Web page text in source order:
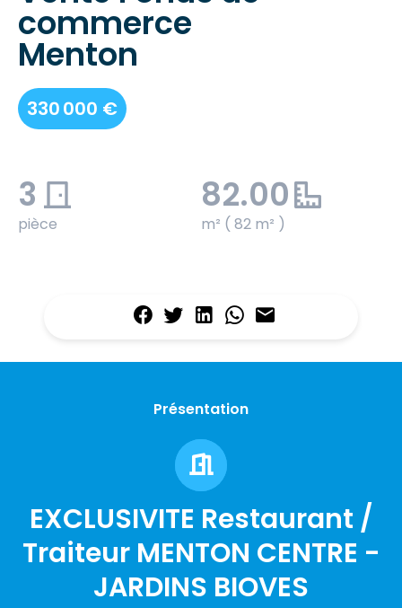
commerce
Menton
330 000 €
3
pièce
82.00
m² ( 82 m² )
Présentation
EXCLUSIVITE Restaurant /
Traiteur MENTON CENTRE -
JARDINS BIOVES